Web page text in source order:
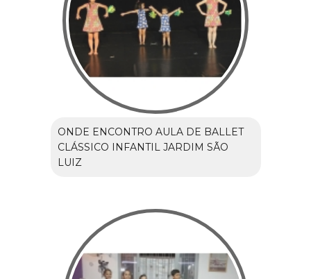
ONDE ENCONTRO AULA DE BALLET
CLÁSSICO INFANTIL JARDIM SÃO
LUIZ